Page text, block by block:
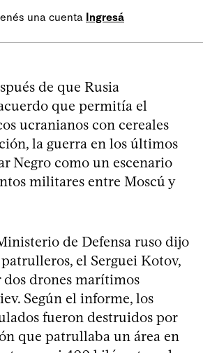
una cuenta Ingresá
de que Rusia
que permitía el
ucranianos con cereales
la guerra en los últimos
Negro como un escenario
militares entre Moscú y
de Defensa ruso dijo
el Serguei Kotov,
dos drones marítimos
Según el informe, los
fueron destruidos por
que patrullaba un área en